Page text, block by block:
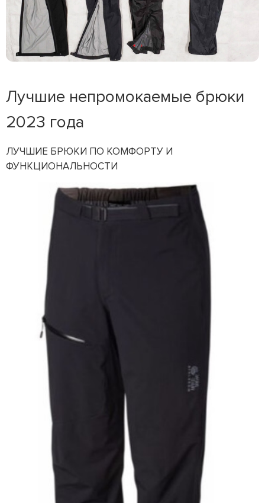
Лучшие непромокаемые брюки
2023 года
ЛУЧШИЕ БРЮКИ ПО КОМФОРТУ И
ФУНКЦИОНАЛЬНОСТИ